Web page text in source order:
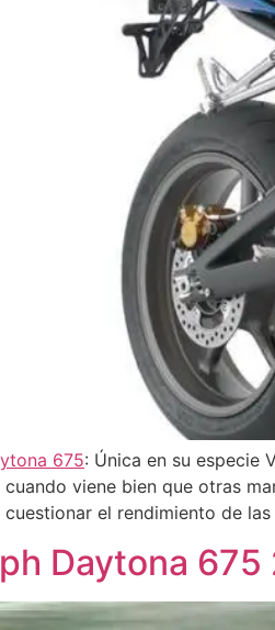
675: Única en su especie
viene bien que otras
cuestionar el rendimiento de
Daytona 675